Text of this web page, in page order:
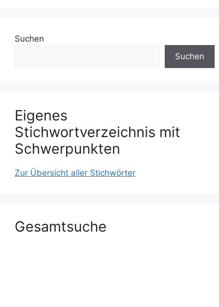
Suchen
Suchen
Eigenes
Stichwortverzeichnis mit
Schwerpunkten
Zur Übersicht aller Stichwörter
Gesamtsuche